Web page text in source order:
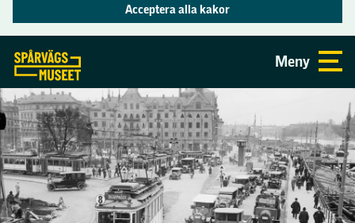
Acceptera alla kakor
Meny
Öppettider och priser
Mat och dryck
Praktisk information
Tillgänglighet på museet
Se och göra
Aktuellt
Utställningar
Aktiviteter
Visningar på museet
Visningar i tunnelbanan
Om museet
Museets historia
Butiken
Spårvägsmuseets vänförening
Skolor
Skolprogram
Skolvisning åk F-3
Samlingar